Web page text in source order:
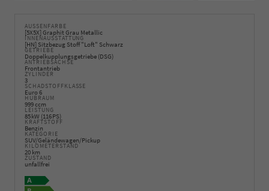
AUSSENFARBE
[5X5X] Graphit Grau Metallic
INNENAUSSTATTUNG
[HN] Sitzbezug Stoff "Loft" Schwarz
GETRIEBE
Doppelkupplungsgetriebe (DSG)
ANTRIEBSACHSE
Frontantrieb
ZYLINDER
3
SCHADSTOFFKLASSE
Euro 6
HUBRAUM
999 ccm
LEISTUNG
85 kW (116 PS)
KRAFTSTOFF
Benzin
KATEGORIE
SUV/Geländewagen/Pickup
KILOMETERSTAND
20 km
ZUSTAND
unfallfrei